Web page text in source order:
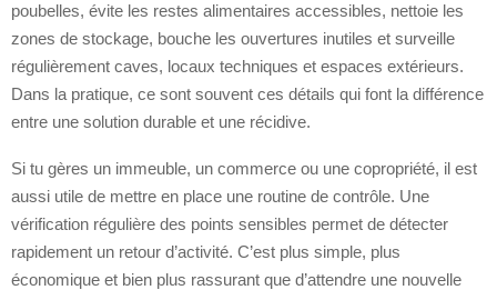
poubelles, évite les restes alimentaires accessibles, nettoie les
zones de stockage, bouche les ouvertures inutiles et surveille
régulièrement caves, locaux techniques et espaces extérieurs.
Dans la pratique, ce sont souvent ces détails qui font la différence
entre une solution durable et une récidive.
Si tu gères un immeuble, un commerce ou une copropriété, il est
aussi utile de mettre en place une routine de contrôle. Une
vérification régulière des points sensibles permet de détecter
rapidement un retour d’activité. C’est plus simple, plus
économique et bien plus rassurant que d’attendre une nouvelle